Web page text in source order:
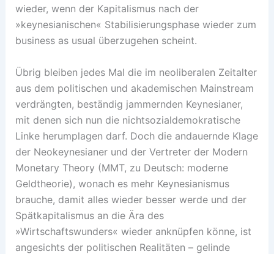
wieder, wenn der Kapitalismus nach der
»keynesianischen« Stabilisierungsphase wieder zum
business as usual überzugehen scheint.
Übrig bleiben jedes Mal die im neo­liberalen Zeitalter
aus dem politischen und akademischen Mainstream
verdrängten, beständig jammernden Keynesianer,
mit denen sich nun die nichtsozialdemokratische
Linke herumplagen darf. Doch die andauernde Klage
der Neokeynesianer und der Vertreter der Modern
Monetary Theory (MMT, zu Deutsch: moderne
Geldtheorie), wonach es mehr Keynesianismus
brauche, damit alles wieder besser werde und der
Spätkapitalismus an die Ära des
»Wirtschaftswunders« wieder anknüpfen könne, ist
angesichts der politischen Realitäten – gelinde